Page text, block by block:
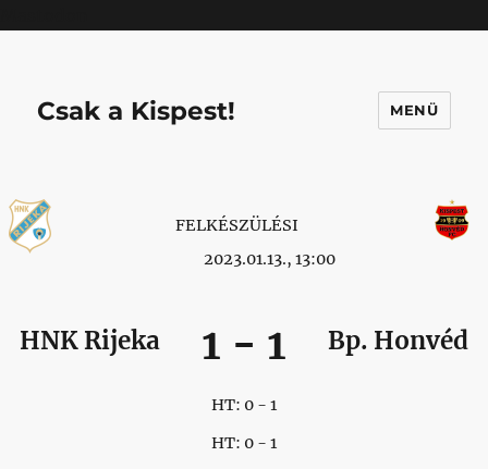
Csak a Kispest! MENÜ
FELKÉSZÜLÉSI
2023.01.13., 13:00
HNK Rijeka 1 - 1 Bp. Honvéd
HT: 0 - 1
HT: 0 - 1